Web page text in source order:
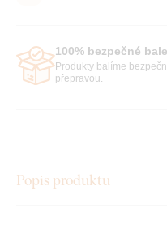
100% bezpečné
Produkty balíme
přepravou.
Popis produktu